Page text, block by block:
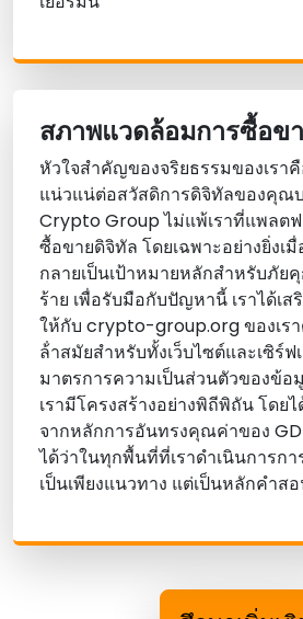
สภาพแวดล้อมการซื้อข
หัวใจสําคัญของจริยธรรมของเรา
แน่วแน่ต่อสวัสดิการดิจิทัลของคุณ
Crypto Group ไม่แพ้เราที่แพลต
ซื้อขายดิจิทัล โดยเฉพาะอย่างยิ่งเมื่
กลายเป็นเป้าหมายหลักสําหรับภั
ร้าย เพื่อรับมือกับปัญหานี้ เราได้เ
ให้กับ crypto-group.org ของเรา
ล้ําสมัยสําหรับทั้งเว็บไซต์และเซิร์ฟ
มาตรการความเป็นส่วนตัวของข้อ
เรามีโครงสร้างอย่างพิถีพิถัน โดย
จากหลักการอันทรงคุณค่าของ
ได้ว่าในทุกพื้นที่ที่เราดําเนินการก
เป็นเพียงแนวทาง แต่เป็นหลักคําส